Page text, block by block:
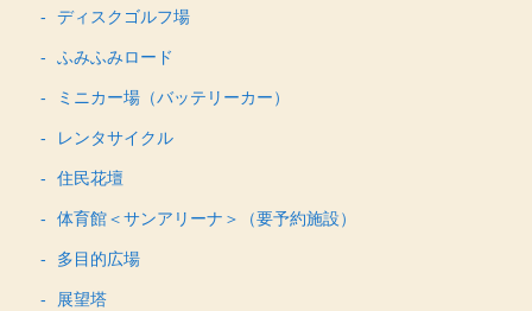
ディスクゴルフ場
ふみふみロード
ミニカー場（バッテリーカー）
レンタサイクル
住民花壇
体育館＜サンアリーナ＞（要予約施設）
多目的広場
展望塔